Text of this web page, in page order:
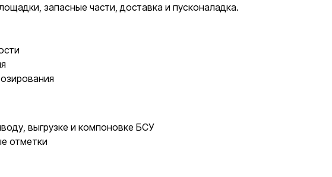
запасные части, доставка и пусконаладка.
выгрузке и компоновке БСУ
отметки